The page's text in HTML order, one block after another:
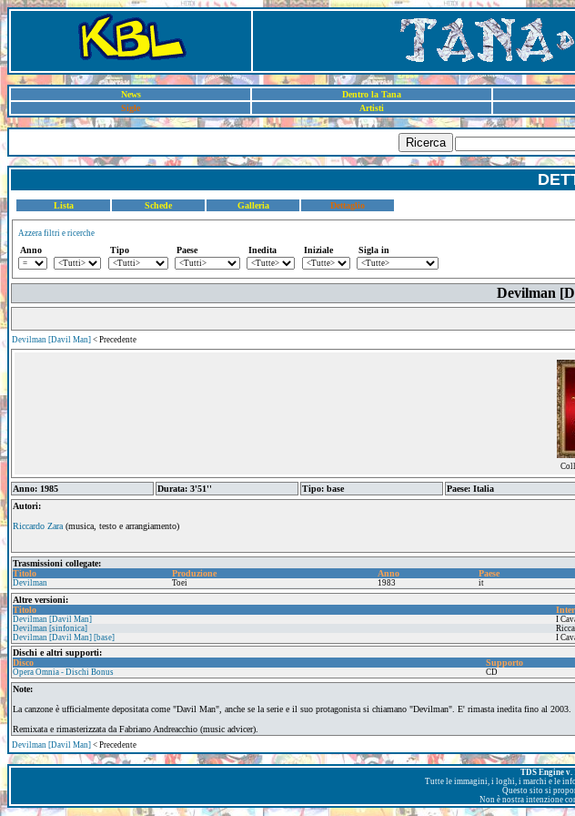
News Dentro la Tana
Sigle
Artisti
Ricerca
Lista Schede Galleria Dettaglio
Azzera filtri e ricerche
Anno Tipo Paese Inedita Iniziale Sigla in
Devilman
Devilman [Davil Man] < Precedente
Anno: 1985 Durata: 3'51'' Tipo: base Paese: Italia
Autori:
Riccardo Zara (musica, testo e arrangiamento)
Trasmissioni collegate:
Titolo
Produzione Anno Paese
Devilman Toei 1983 it
Altre versioni:
Titolo
Devilman [Davil Man] I
Devilman [sinfonica]
Devilman [Davil Man] [base]
I
Dischi e altri supporti:
Disco
Supporto
Opera Omnia - Dischi Bonus CD
Note:
La canzone è ufficialmente depositata come "Davil Man", anche se la serie e il suo protagonista si chiamano "Devilman". E' rimasta inedita fino al 2003.
Remixata e rimasterizzata da Fabriano Andreacchio (music advicer).
Devilman [Davil Man] < Precedente
TDS Engine
Tutte le immagini, i loghi, i marchi e le
Questo sito si
Non è nostra intenzione